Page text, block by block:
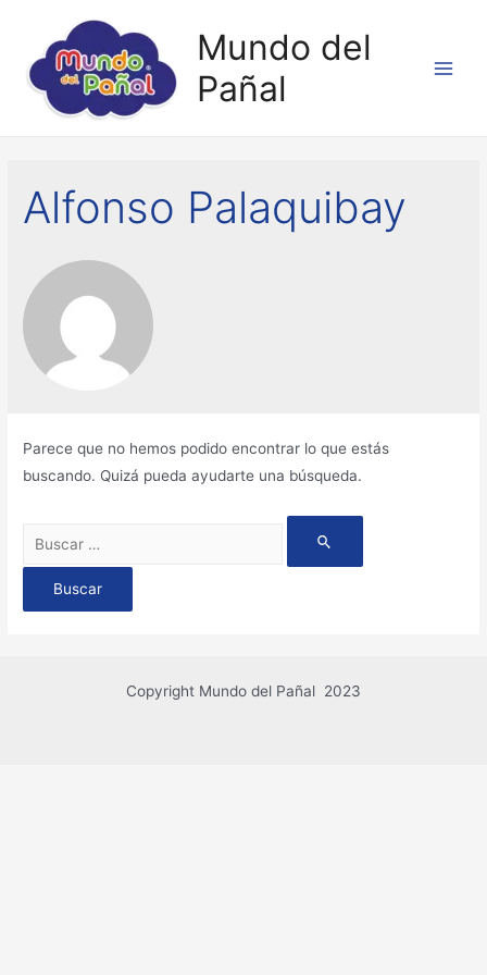
Mundo del
Pañal
Alfonso Palaquibay
Parece que no hemos podido encontrar lo que estás
buscando. Quizá pueda ayudarte una búsqueda.
Copyright Mundo del Pañal 2023